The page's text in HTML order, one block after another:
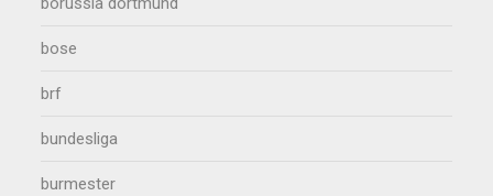
bose
brf
bundesliga
burmester